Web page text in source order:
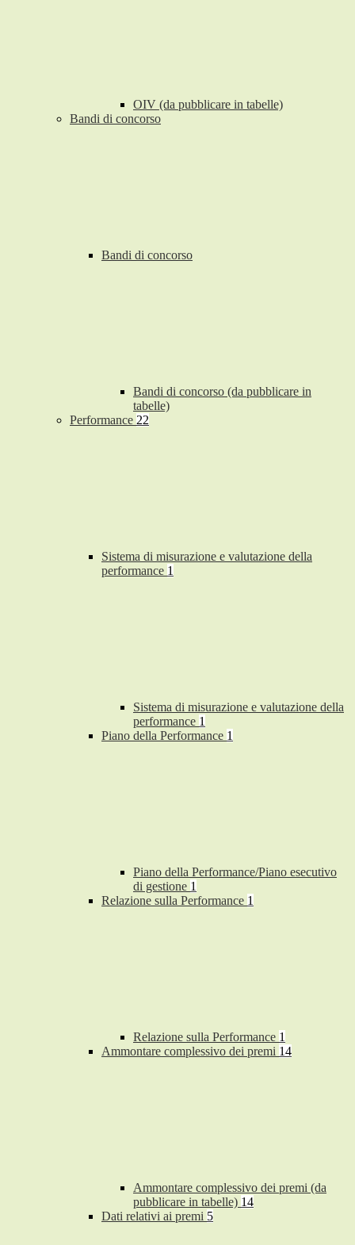
OIV (da pubblicare in tabelle)
Bandi di concorso
Bandi di concorso
Bandi di concorso (da pubblicare in
tabelle)
Performance 22
Sistema di misurazione e valutazione della
performance 1
Sistema di misurazione e valutazione della
performance 1
Piano della Performance 1
Piano della Performance/Piano esecutivo
di gestione 1
Relazione sulla Performance 1
Relazione sulla Performance 1
Ammontare complessivo dei premi 14
Ammontare complessivo dei premi (da
pubblicare in tabelle) 14
Dati relativi ai premi 5